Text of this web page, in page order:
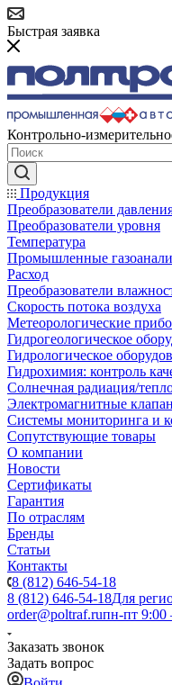
Быстрая заявка
Контрольно-
Продукция
Преобразователи
Преобразователи уровня
Температура
Промышленные
Расход
Преобразователи
Скорость потока воздуха
Метеорологические
Гидрогеологическое
Гидрологическое
Гидрохимия: контроль
Солнечная радиация/
Электромагнитные
Системы мониторинга и
Сопутствующие товары
О компании
Новости
Сертификаты
Гарантия
По отраслям
Бренды
Статьи
Контакты
8 (812) 646-54-18
8 (812) 646-54-18Для
order@poltraf.ruпн-пт
Заказать звонок
Задать вопрос